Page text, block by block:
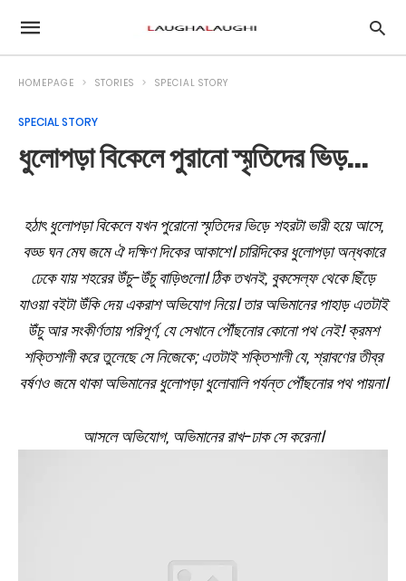
HOMEPAGE STORIES SPECIAL STORY
SPECIAL STORY
ধুলোপড়া বিকেলে পুরানো স্মৃতিদের ভিড়…
হঠাৎ ধুলোপড়া বিকেলে যখন পুরোনো স্মৃতিদের ভিড়ে শহরটা ভারী হয়ে আসে,
বড্ড ঘন মেঘ জমে ঐ দক্ষিণ দিকের আকাশে। চারিদিকের ধুলোপড়া অন্ধকারে
ঢেকে যায় শহরের উঁচু-উঁচু বাড়িগুলো। ঠিক তখনই, বুকসেল্ফ থেকে ছিঁড়ে
যাওয়া বইটা উঁকি দেয় একরাশ অভিযোগ নিয়ে। তার অভিমানের পাহাড় এতটাই
উঁচু আর সংকীর্ণতায় পরিপূর্ণ, যে সেখানে পৌঁছনোর কোনো পথ নেই! ক্রমশ
শক্তিশালী করে তুলেছে সে নিজেকে; এতটাই শক্তিশালী যে, শ্রাবণের তীব্র
বর্ষণও জমে থাকা অভিমানের ধুলোপড়া ধুলোবালি পর্যন্ত পৌঁছনোর পথ পায়না।
আসলে অভিযোগ, অভিমানের রাখ-ঢাক সে করেনা।